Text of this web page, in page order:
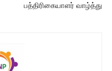
பத்திரிகையாளர் வாழ்த்து